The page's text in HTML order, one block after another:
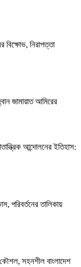
বিক্ষোভ, নিরাপত্তা
জামায়াত আমিরের
আন্দোলনের ইতিহাস:
পরিবর্তনের তালিকায়
কৌশল, সহনশীল বাংলাদেশ